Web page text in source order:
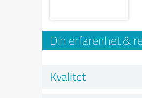
Din erfarenhet &
Kvalitet